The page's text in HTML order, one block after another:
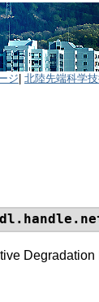
ジ 北陸先端科学
Degradation